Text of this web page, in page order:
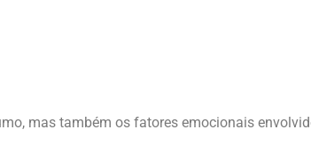
mas também os fatores emocionais